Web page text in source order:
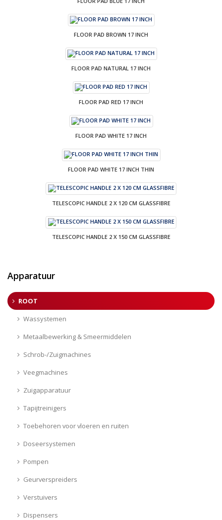
FLOOR PAD BROWN 17 INCH
FLOOR PAD NATURAL 17 INCH
FLOOR PAD RED 17 INCH
FLOOR PAD WHITE 17 INCH
FLOOR PAD WHITE 17 INCH THIN
TELESCOPIC HANDLE 2 X 120 CM GLASSFIBRE
TELESCOPIC HANDLE 2 X 150 CM GLASSFIBRE
Apparatuur
ROOT
Wassystemen
Metaalbewerking & Smeermiddelen
Schrob-/Zuigmachines
Veegmachines
Zuigapparatuur
Tapijtreinigers
Toebehoren voor vloeren en ruiten
Doseersystemen
Pompen
Geurverspreiders
Verstuivers
Dispensers